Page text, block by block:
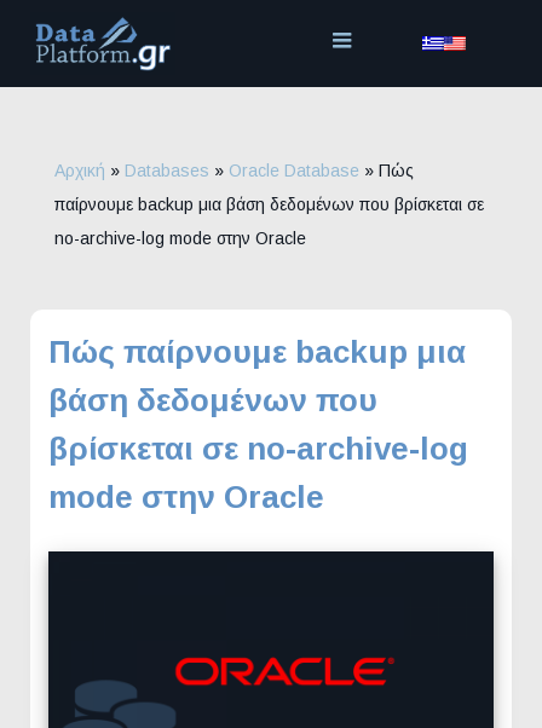
περιεχόμενο
Αρχική » Databases » Oracle Database » Πώς
παίρνουμε backup μια βάση δεδομένων που βρίσκεται σε
no-archive-log mode στην Oracle
Πώς παίρνουμε backup μια
βάση δεδομένων που
βρίσκεται σε no-archive-log
mode στην Oracle